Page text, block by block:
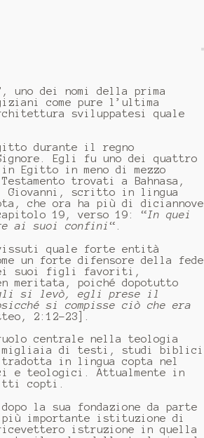
uno dei nomi della prima
come pure l’ultima
sviluppatesi quale
durante il regno
Egli fu uno dei quattro
Egitto in meno di mezzo
trovati a Bahnasa,
Giovanni, scritto in lingua
che ora ha più di diciannove
19, verso 19: “In quei
ai suoi confini “.
quale forte entità
un forte difensore della fede
dei suoi figli favoriti,
meritata, poiché dopotutto
si levò, egli prese il
si compisse ciò che era
2:12-23].
centrale nella teologia
migliaia di testi, studi biblici
in lingua copta nel
e teologici. Attualmente in
copti.
la sua fondazione da parte
importante istituzione di
istruzione in quella